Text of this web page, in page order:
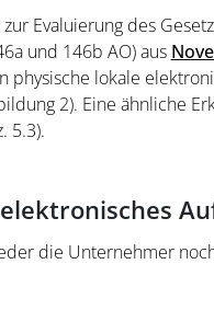
Evaluierung des
und 146b AO) aus
physische lokale
2). Eine ähnliche
5.3).
die Unternehmer